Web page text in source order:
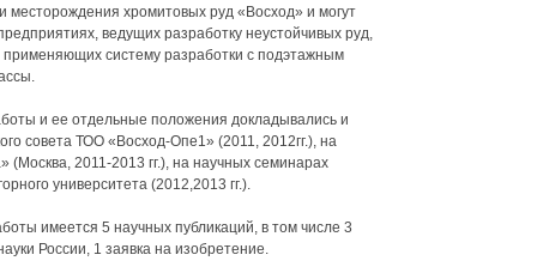
месторождения хромитовых руд «Восход» и могут
ведущих разработку неустойчивых руд,
систему разработки с подэтажным
и ее отдельные положения докладывались и
совета ТОО «Восход-Опе1» (2011, 2012гг.), на
2011-2013 гг.), на научных семинарах
университета (2012,2013 гг.).
имеется 5 научных публикаций, в том числе 3
России, 1 заявка на изобретение.